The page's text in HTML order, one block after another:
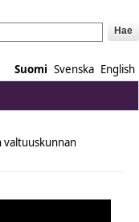
Suomi Svenska English
valtuuskunnan